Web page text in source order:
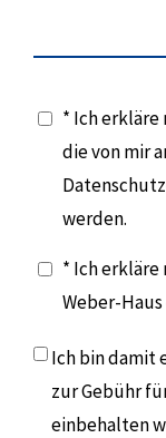
* Ich erkläre
die von mir
werden.
* Ich erkläre
Weber-
Ich bin damit
zur Gebühr
einbehalten